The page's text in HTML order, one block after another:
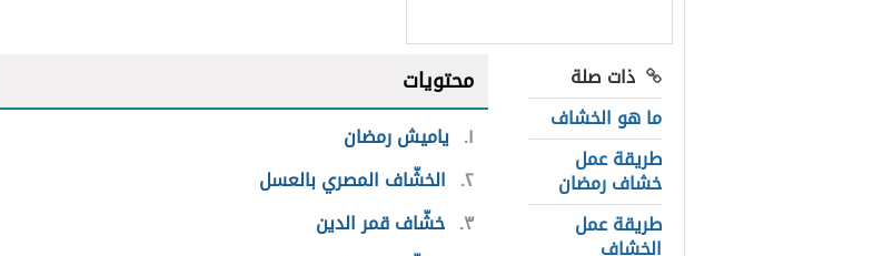
ذات صلة
ما هو الخشاف
طريقة عمل
خشاف رمضان
طريقة عمل
الخشاف
محتويات
١ ياميش رمضان
٢ الخشّاف المصري بالعسل
٣ خشّاف قمر الدين